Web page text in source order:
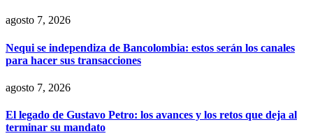
agosto 7, 2026
Nequi se independiza de Bancolombia: estos serán los canales
para hacer sus transacciones
agosto 7, 2026
El legado de Gustavo Petro: los avances y los retos que deja al
terminar su mandato